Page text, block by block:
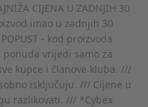
CIJENA U ZADNJIH 30
imao u zadnjih 30
- kod proizvoda
vrijedi samo za
kupce i članove kluba. ///
isključuju. /// Cijene u
razlikovati. /// *Cybex